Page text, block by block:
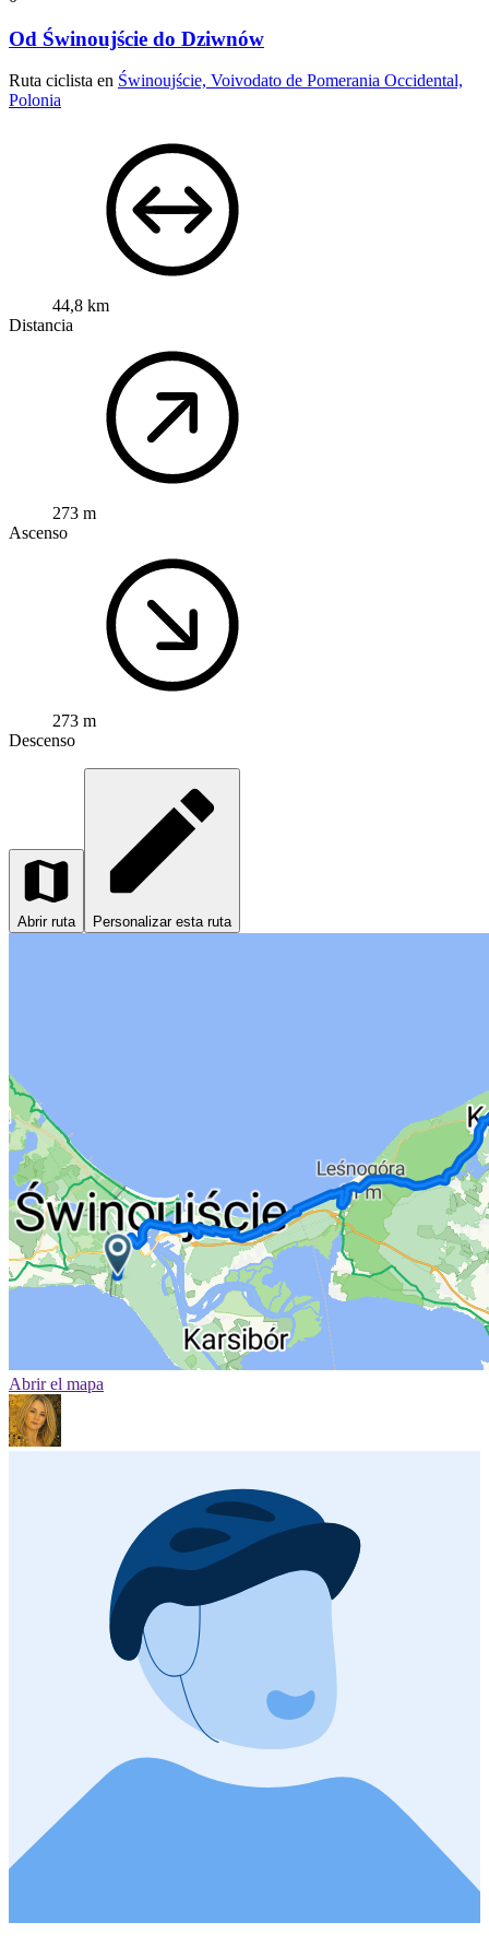
Od Świnoujście do Dziwnów
Ruta ciclista en Świnoujście, Voivodato de Pomerania Occidental,
Polonia
44,8 km
Distancia
273 m
Ascenso
273 m
Descenso
Abrir ruta Personalizar esta ruta
Abrir el mapa